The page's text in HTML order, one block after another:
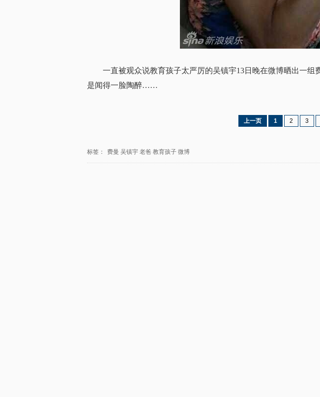
一直被观众说教育孩子太严厉的吴镇宇13日晚在微博晒出一
是闻得一脸陶醉……
上一页 1 2 3
标签： 费曼 吴镇宇 老爸 教育孩子 微博